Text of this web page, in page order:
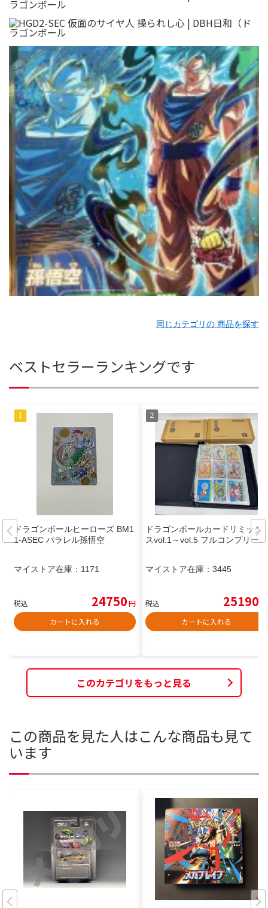
同じカテゴリの 商品を探す
ベストセラーランキングです
ドラゴンボールヒーローズ BM1
1-ASEC パラレル孫悟空
マイストア在庫： 1171
税込 24750円
カートに入れる
ドラゴンボールカードリミック
スvol.1～vol.5 フルコンプリート
マイストア在庫： 3445
税込 25190
カートに入れる
このカテゴリをもっと見る
この商品を見た人はこんな商品も見て
います